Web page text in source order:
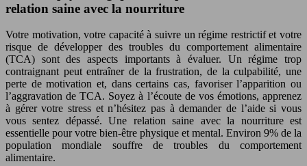
relation saine avec la nourriture
Votre motivation, votre capacité à suivre un régime restrictif et votre
risque de développer des troubles du comportement alimentaire
(TCA) sont des aspects importants à évaluer. Un régime trop
contraignant peut entraîner de la frustration, de la culpabilité, une
perte de motivation et, dans certains cas, favoriser l’apparition ou
l’aggravation de TCA. Soyez à l’écoute de vos émotions, apprenez
à gérer votre stress et n’hésitez pas à demander de l’aide si vous
vous sentez dépassé. Une relation saine avec la nourriture est
essentielle pour votre bien-être physique et mental. Environ 9% de la
population mondiale souffre de troubles du comportement
alimentaire.